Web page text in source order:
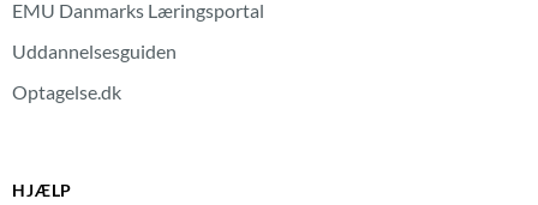
EMU Danmarks Læringsportal
Uddannelsesguiden
Optagelse.dk
HJÆLP